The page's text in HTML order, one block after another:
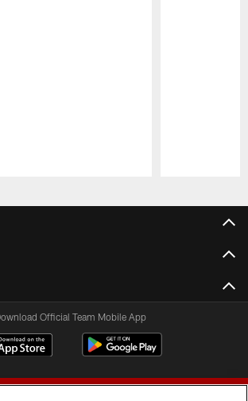
Official Team Mobile App